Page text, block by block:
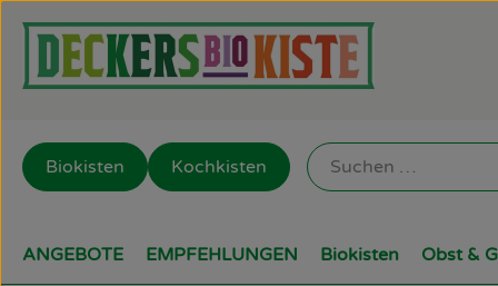
Biokisten Kochkisten
ANGEBOTE EMPFEHLUNGEN Biokisten Obst &